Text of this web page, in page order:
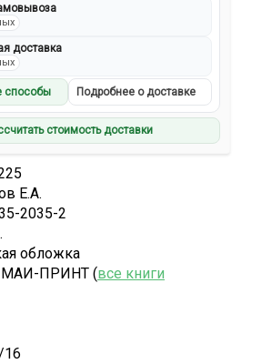
доставка
способы Подробнее о доставке
стоимость доставки
Е.А.
2035-2
обложка
МАИ-ПРИНТ (все книги
16